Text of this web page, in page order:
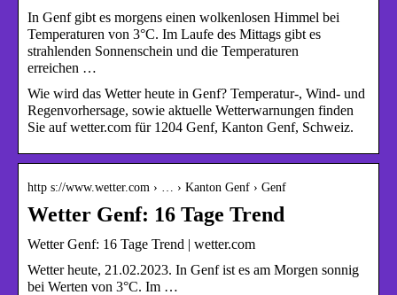
In Genf gibt es morgens einen wolkenlosen Himmel bei
Temperaturen von 3°C. Im Laufe des Mittags gibt es
strahlenden Sonnenschein und die Temperaturen
erreichen …
Wie wird das Wetter heute in Genf? Temperatur-, Wind- und
Regenvorhersage, sowie aktuelle Wetterwarnungen finden
Sie auf wetter.com für 1204 Genf, Kanton Genf, Schweiz.
http s://www.wetter.com › … › Kanton Genf › Genf
Wetter Genf: 16 Tage Trend
Wetter Genf: 16 Tage Trend | wetter.com
Wetter heute, 21.02.2023. In Genf ist es am Morgen sonnig
bei Werten von 3°C. Im …